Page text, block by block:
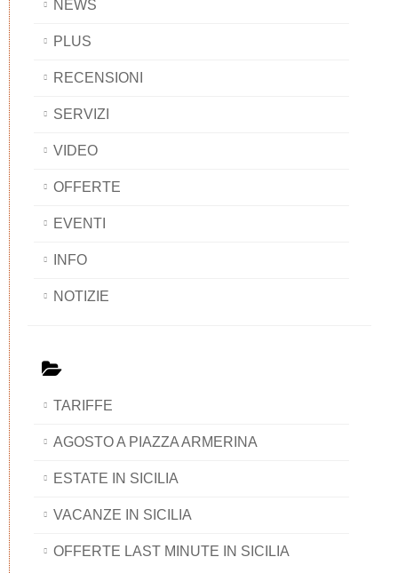
NEWS
PLUS
RECENSIONI
SERVIZI
VIDEO
OFFERTE
EVENTI
INFO
NOTIZIE
TARIFFE
AGOSTO A PIAZZA ARMERINA
ESTATE IN SICILIA
VACANZE IN SICILIA
OFFERTE LAST MINUTE IN SICILIA